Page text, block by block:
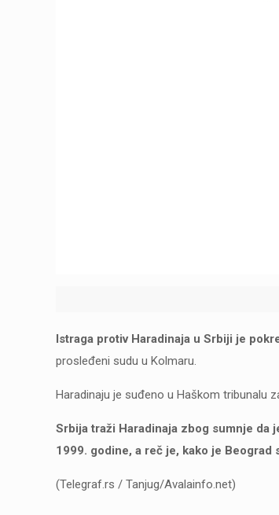
Istraga protiv Haradinaja u Srbiji je
prosleđeni sudu u Kolmaru.
Haradinaju je suđeno u Haškom tribunalu
Srbija traži Haradinaja zbog sumnje da
1999. godine, a reč je, kako je
(Telegraf.rs / Tanjug/Avalainfo.net)